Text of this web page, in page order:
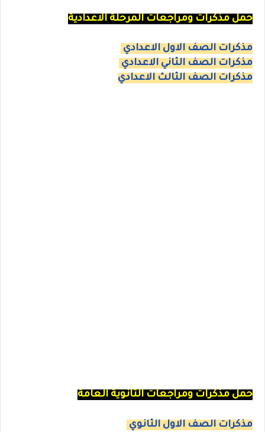
حمل مذكرات ومراجعات المرحلة الاعدادية
مذكرات الصف الاول الاعدادي
مذكرات الصف الثاني الاعدادي
مذكرات الصف الثالث الاعدادي
حمل مذكرات ومراجعات الثانوية العامة
مذكرات الصف الاول الثانوي